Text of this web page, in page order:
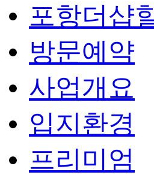
포항더샵
방문예약
사업개요
입지환경
프리미엄